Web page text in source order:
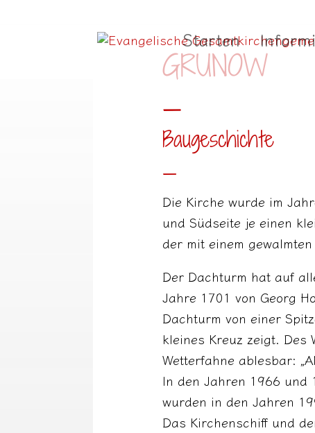
Starten
GRUNOW
_
Baugeschichte
_
Die Kirche wurde im
und Südseite je einen
der mit einem
Der Dachturm hat auf
Jahre 1701 von Georg
Dachturm von einer
kleines Kreuz zeigt. Des
Wetterfahne ablesbar:
In den Jahren 1966
wurden in den Jahren
Das Kirchenschiff und